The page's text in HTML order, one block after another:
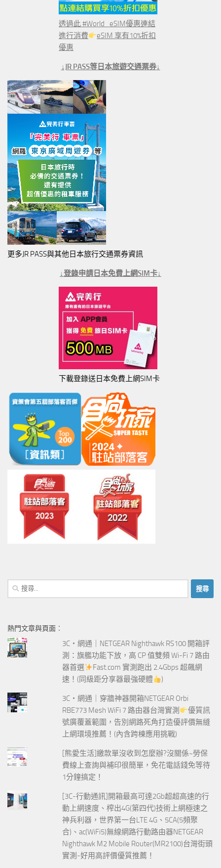
透過此 #World_eSIM優惠連結
進行消費
eSIM 享有10%折扣
優惠
↓JR PASS等日本旅遊交通票券↓
更多JR PASS與其他日本旅行交通票券資訊
↓登錄申請日本免費上網SIM卡↓
下載登錄送日本免費上網SIM卡
搜
尋
字:
熱門文章與頁面︰
3C‧網通｜NETGEAR Nighthawk RS100 開箱評
測：旗艦功能下放，高 CP 值雙頻 Wi-Fi 7 路由
器首選
Fast.com 實測跑出 2.4Gbps 超飆網
速！(同級距分享器最強硬體
)
3C‧網通｜穿牆神器開箱NETGEAR Orbi
RBE773 Mesh WiFi 7 路由器台灣實測
優質訊
號廣覆蓋範圍，告別網路死角打造優評價無縫
上網環境推薦！(內含跨棟應用挑戰)
[熊愛生活]繳款單沒收到怎麼辦?沒關係~勞保
費線上查詢與補印很簡單，免花電話錢免等待
1分鐘搞定！
[3C-行動通訊]開箱最高可達2Gb超超高速的行
動上網速度、榨出4G(第四代)技術上網極速之
神兵利器，世界第一台LTE 4G、5CA(5頻聚
合)、ac(WiFi5)無線網路行動路由器NETGEAR
Nighthawk M2 Mobile Router(MR2100)台灣街頭
實測-好用高評價優質推薦！